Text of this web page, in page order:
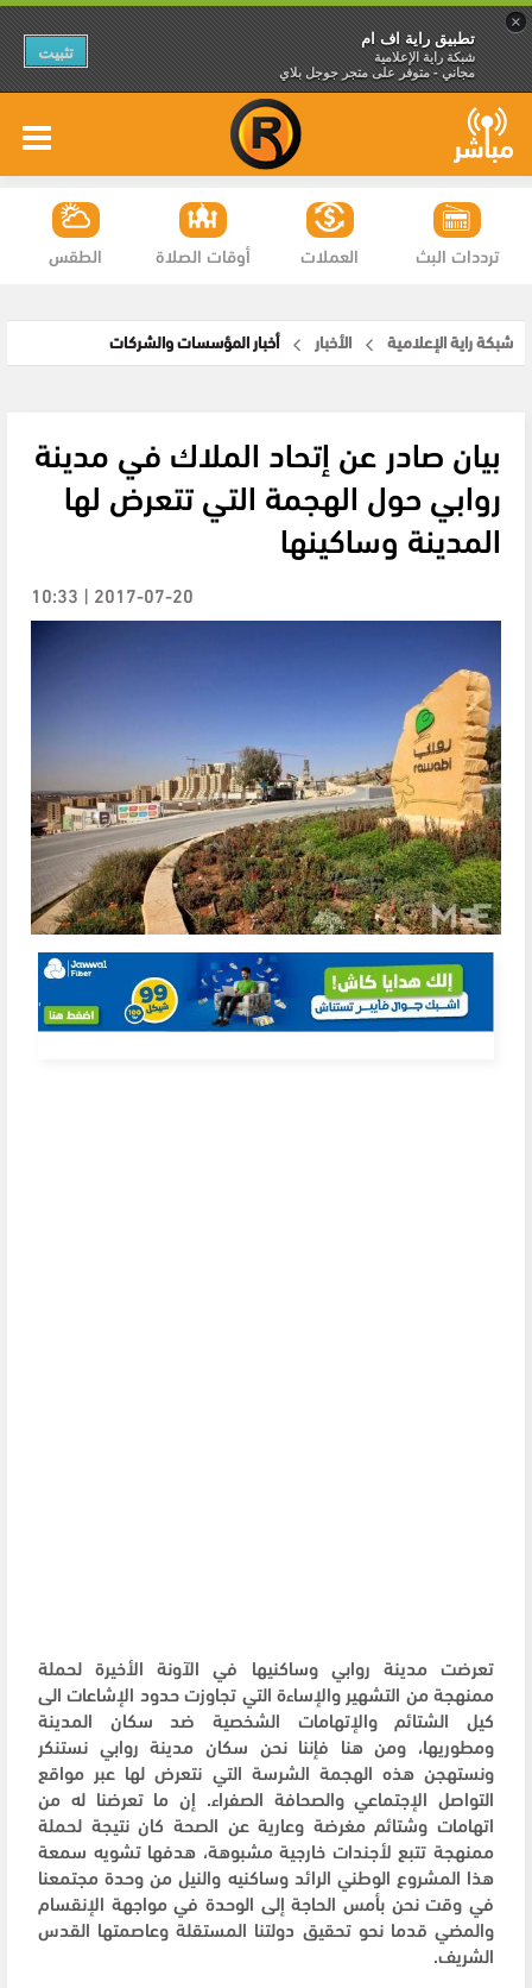
×
تطبيق راية اف ام
شبكة راية الإعلامية
مجاني - متوفر على متجر جوجل بلاي
تثبيت
الطقس أوقات الصلاة العملات ترددات البث
شبكة راية الإعلامية الأخبار أخبار المؤسسات والشركات
بيان صادر عن إتحاد الملاك في مدينة
روابي حول الهجمة التي تتعرض لها
المدينة وساكينها
2017-07-20 | 10:33
تعرضت مدينة روابي وساكنيها في الآونة الأخيرة لحملة
ممنهجة من التشهير والإساءة التي تجاوزت حدود الإشاعات الى
كيل الشتائم والإتهامات الشخصية ضد سكان المدينة
ومطوريها، ومن هنا فإننا نحن سكان مدينة روابي نستنكر
ونستهجن هذه الهجمة الشرسة التي نتعرض لها عبر مواقع
التواصل الإجتماعي والصحافة الصفراء. إن ما تعرضنا له من
اتهامات وشتائم مغرضة وعارية عن الصحة كان نتيجة لحملة
ممنهجة تتبع لأجندات خارجية مشبوهة، هدفها تشويه سمعة
هذا المشروع الوطني الرائد وساكنيه والنيل من وحدة مجتمعنا
في وقت نحن بأمس الحاجة إلى الوحدة في مواجهة الإنقسام
والمضي قدما نحو تحقيق دولتنا المستقلة وعاصمتها القدس
الشريف.